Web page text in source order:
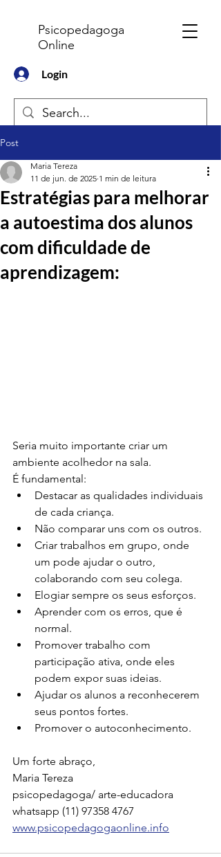
Psicopedagoga
Online
Login
Post
Estratégias para melhorar
a autoestima dos alunos
com dificuldade de
aprendizagem:
Maria Tereza
11 de jun. de 2025 1 min de leitura
Seria muito importante criar um
ambiente acolhedor na sala.
É fundamental:
Destacar as qualidades individuais
de cada criança.
Não comparar uns com os outros.
Criar trabalhos em grupo, onde
um pode ajudar o outro,
colaborando com seu colega.
Elogiar sempre os seus esforços.
Aprender com os erros, que é
normal.
Promover trabalho com
participação ativa, onde eles
podem expor suas ideias.
Ajudar os alunos a reconhecerem
seus pontos fortes.
Promover o autoconhecimento.
Um forte abraço,
Maria Tereza
psicopedagoga/ arte-educadora
whatsapp (11) 97358 4767
www.psicopedagogaonline.info